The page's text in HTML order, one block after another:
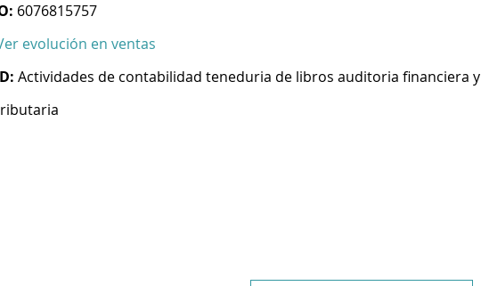
6076815757
evolución en ventas
Actividades de contabilidad teneduria de libros auditoria financiera y